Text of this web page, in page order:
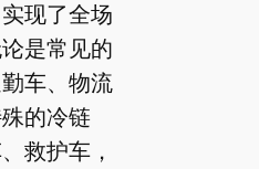
现了全场
是常见的
车、物流
的冷链
救护车，